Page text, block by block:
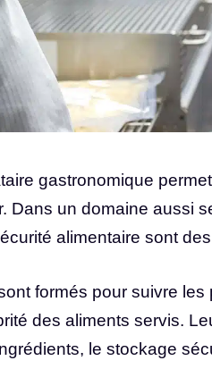
gastronomique
Dans un domaine aussi
alimentaire sont
formés pour suivre
des aliments servis.
le stockage